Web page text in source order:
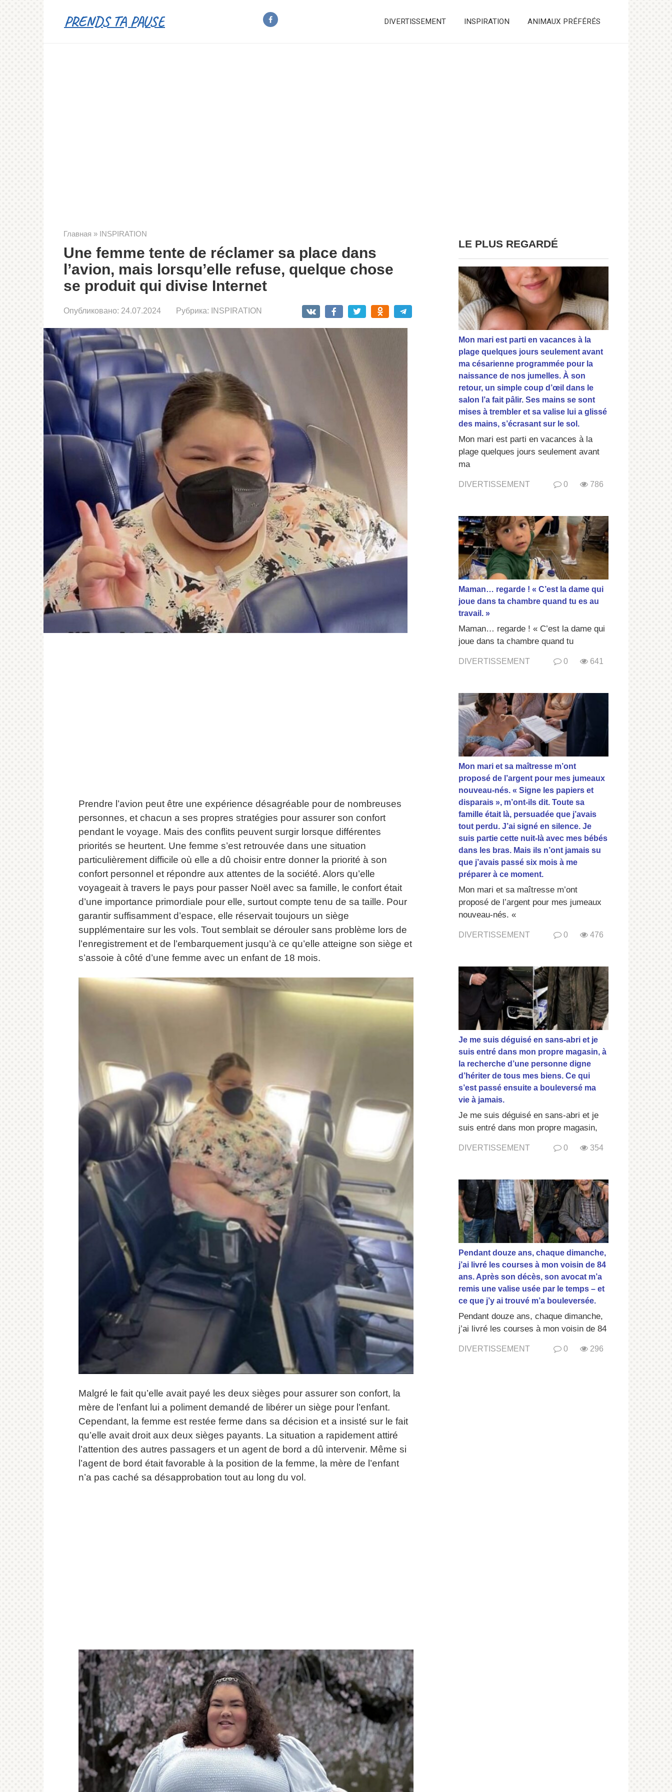
PRENDS TA PAUSE DIVERTISSEMENT INSPIRATION ANIMAUX PRÉFÉRÉS
Главная » INSPIRATION
Une femme tente de réclamer sa place dans
l’avion, mais lorsqu’elle refuse, quelque chose
se produit qui divise Internet
Опубликовано: 24.07.2024 Рубрика: INSPIRATION
Prendre l’avion peut être une expérience désagréable pour de nombreuses
personnes, et chacun a ses propres stratégies pour assurer son confort
pendant le voyage. Mais des conflits peuvent surgir lorsque différentes
priorités se heurtent. Une femme s’est retrouvée dans une situation
particulièrement difficile où elle a dû choisir entre donner la priorité à son
confort personnel et répondre aux attentes de la société. Alors qu’elle
voyageait à travers le pays pour passer Noël avec sa famille, le confort était
d’une importance primordiale pour elle, surtout compte tenu de sa taille. Pour
garantir suffisamment d’espace, elle réservait toujours un siège
supplémentaire sur les vols. Tout semblait se dérouler sans problème lors de
l’enregistrement et de l’embarquement jusqu’à ce qu’elle atteigne son siège et
s’assoie à côté d’une femme avec un enfant de 18 mois.
Malgré le fait qu’elle avait payé les deux sièges pour assurer son confort, la
mère de l’enfant lui a poliment demandé de libérer un siège pour l’enfant.
Cependant, la femme est restée ferme dans sa décision et a insisté sur le fait
qu’elle avait droit aux deux sièges payants. La situation a rapidement attiré
l’attention des autres passagers et un agent de bord a dû intervenir. Même si
l’agent de bord était favorable à la position de la femme, la mère de l’enfant
n’a pas caché sa désapprobation tout au long du vol.
LE PLUS REGARDÉ
Mon mari est parti en vacances à la
plage quelques jours seulement avant
ma césarienne programmée pour la
naissance de nos jumelles. À son
retour, un simple coup d’œil dans le
salon l’a fait pâlir. Ses mains se sont
mises à trembler et sa valise lui a glissé
des mains, s’écrasant sur le sol.
Mon mari est parti en vacances à la
plage quelques jours seulement avant
ma
DIVERTISSEMENT 0 786
Maman… regarde ! « C’est la dame qui
joue dans ta chambre quand tu es au
travail. »
Maman… regarde ! « C’est la dame qui
joue dans ta chambre quand tu
DIVERTISSEMENT 0 641
Mon mari et sa maîtresse m’ont
proposé de l’argent pour mes jumeaux
nouveau-nés. « Signe les papiers et
disparais », m’ont-ils dit. Toute sa
famille était là, persuadée que j’avais
tout perdu. J’ai signé en silence. Je
suis partie cette nuit-là avec mes bébés
dans les bras. Mais ils n’ont jamais su
que j’avais passé six mois à me
préparer à ce moment.
Mon mari et sa maîtresse m’ont
proposé de l’argent pour mes jumeaux
nouveau-nés. «
DIVERTISSEMENT 0 476
Je me suis déguisé en sans-abri et je
suis entré dans mon propre magasin, à
la recherche d’une personne digne
d’hériter de tous mes biens. Ce qui
s’est passé ensuite a bouleversé ma
vie à jamais.
Je me suis déguisé en sans-abri et je
suis entré dans mon propre magasin,
DIVERTISSEMENT 0 354
Pendant douze ans, chaque dimanche,
j’ai livré les courses à mon voisin de 84
ans. Après son décès, son avocat m’a
remis une valise usée par le temps – et
ce que j’y ai trouvé m’a bouleversée.
Pendant douze ans, chaque dimanche,
j’ai livré les courses à mon voisin de 84
DIVERTISSEMENT 0 296